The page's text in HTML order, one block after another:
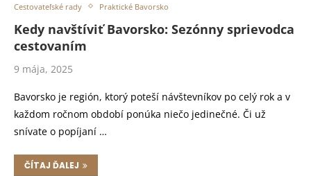
Cestovateľské rady Praktické Bavorsko
Kedy navštíviť Bavorsko: Sezónny sprievodca
cestovaním
9 mája, 2025
Bavorsko je región, ktorý poteší návštevníkov po celý rok a v
každom ročnom období ponúka niečo jedinečné. Či už
snívate o popíjaní …
ČÍTAJ ĎALEJ